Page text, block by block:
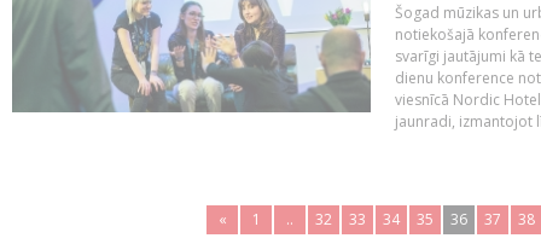
Šogad mūzikas un
notiekošajā
svarīgi jautājumi kā
dienu konference
viesnīcā Nordic
jaunradi, izmantojot
« 1 .. 32 33 34 35 36 37 38